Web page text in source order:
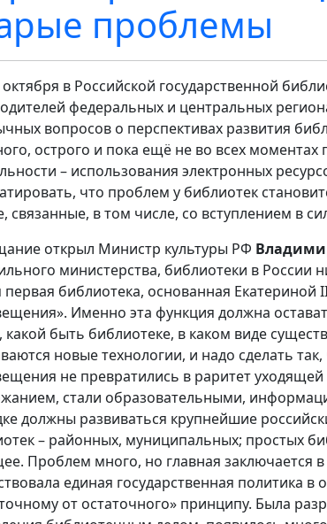
проблемы
октября в Российской государственной
федеральных и центральных
вопросов о перспективах развития
острого и пока ещё не во всех
– использования электронных
что проблем у библиотек
связанные, в том числе, со вступлением в
открыл Министр культуры РФ
министерства, библиотеки в России
первая библиотека, основанная Екатериной
Именно эта функция должна
какой быть библиотеке, в каком виде
новые технологии, и надо сделать
не превратились в раритет
стали образовательными,
должны развиваться крупнейшие
– районных, муниципальных; простых
Проблем много, но главная заключается
единая государственная политика
от остаточного» принципу. Была